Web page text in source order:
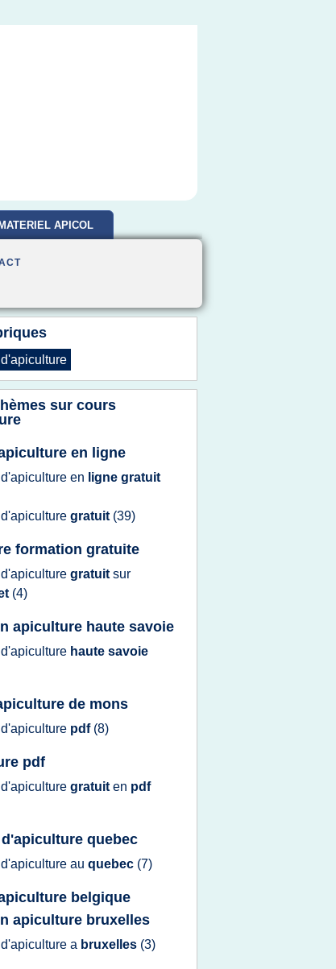
MATERIEL APICOL
sur cours
en ligne
en ligne gratuit
gratuit (39)
formation gratuite
gratuit sur
(4)
apiculture haute savoie
haute savoie
de mons
pdf (8)
pdf
gratuit en pdf
quebec
au quebec (7)
belgique
apiculture bruxelles
a bruxelles (3)